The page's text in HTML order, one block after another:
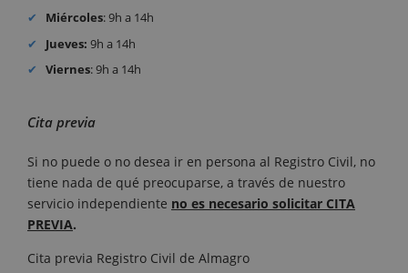
Miércoles: 9h a 14h
Jueves: 9h a 14h
Viernes: 9h a 14h
Cita previa
Si no puede o no desea ir en persona al Registro Civil, no
tiene nada de qué preocuparse, a través de nuestro
servicio independiente no es necesario solicitar CITA
PREVIA.
Cita previa Registro Civil de Almagro